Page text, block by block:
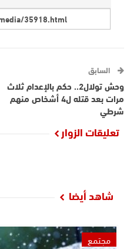
السابق
وحش تولال2.. حكم بالإعدام ثلاث
مرات بعد قتله ل4 أشخاص منهم
شرطي
تعليقات الزوار
شاهد أيضا
مجتمع